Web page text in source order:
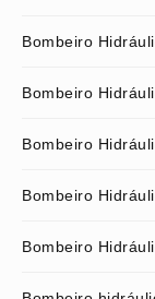
Bombeiro
Bombeiro
Bombeiro
Bombeiro
Bombeiro